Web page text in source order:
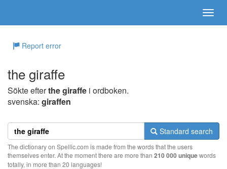
Report error
the giraffe
Sökte efterthe giraffe i ordboken.
svenska: giraffen
Standard search
The dictionary on Spellic.com is made from the words that the users
themselves enter. At the moment there are more than 210 000 uniquewords
totally, in more than 20 languages!